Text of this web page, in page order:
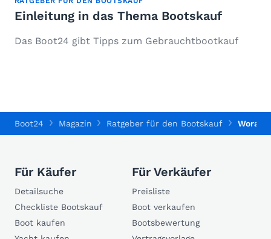
Einleitung in das Thema Bootskauf
Das Boot24 gibt Tipps zum Gebrauchtbootkauf
Boot24 Magazin Ratgeber für den Bootskauf Worauf
Für Käufer
Detailsuche
Checkliste Bootskauf
Boot kaufen
Für Verkäufer
Preisliste
Boot verkaufen
Bootsbewertung